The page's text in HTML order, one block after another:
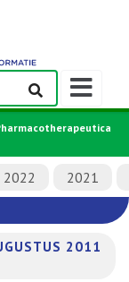
2022 2021
2011